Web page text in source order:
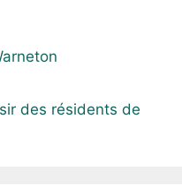
des résidents de